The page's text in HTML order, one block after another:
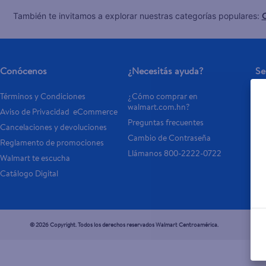
También te invitamos a explorar nuestras categorías populares:
Conócenos
Términos y Condiciones
Aviso de Privacidad  eCommerce
Cancelaciones y devoluciones
Reglamento de promociones
Walmart te escucha
Catálogo Digital
¿Necesitás ayuda?
¿Cómo comprar en
walmart.com.hn?
Preguntas frecuentes
Cambio de Contraseña
Llámanos 800-2222-0722
© 2026 Copyright. Todos los derechos reservados Walmart Centroamérica.